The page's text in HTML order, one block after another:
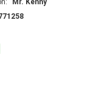
Mr. Kenny